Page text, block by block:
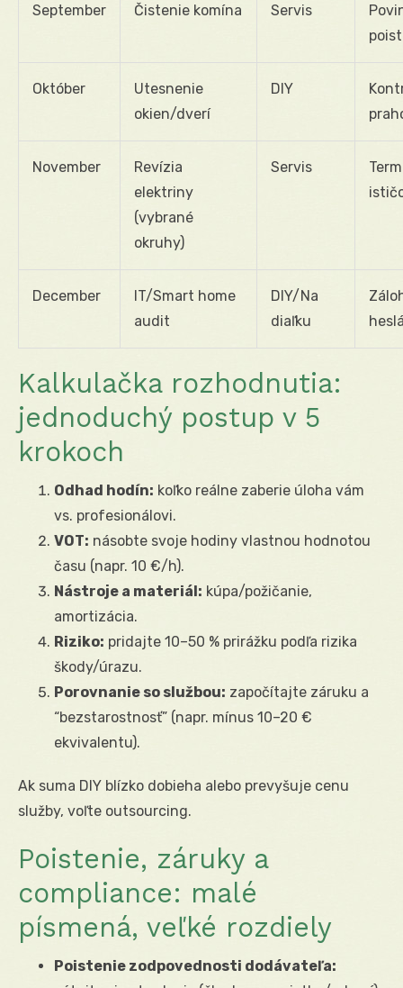
September Čistenie komína Servis
Október
Utesnenie
okien/dverí
DIY
November
Revízia
elektriny
(vybrané
okruhy)
Servis
December
IT/Smart home
audit
DIY/Na
diaľku
Kalkulačka rozhodnutia:
jednoduchý postup v 5
krokoch
Odhad hodín: koľko reálne zaberie úloha vám
vs. profesionálovi.
VOT: násobte svoje hodiny vlastnou hodnotou
času (napr. 10 €/h).
Nástroje a materiál: kúpa/požičanie,
amortizácia.
Riziko: pridajte 10–50 % prirážku podľa rizika
škody/úrazu.
Porovnanie so službou: započítajte záruku a
“bezstarostnosť” (napr. mínus 10–20 €
ekvivalentu).
Ak suma DIY blízko dobieha alebo prevyšuje cenu
služby, voľte outsourcing.
Poistenie, záruky a
compliance: malé
písmená, veľké rozdiely
Poistenie zodpovednosti dodávateľa: